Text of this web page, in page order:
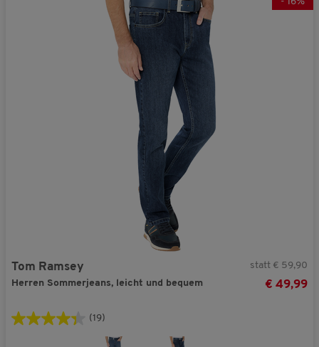
Tom Ramsey
Herren Sommerjeans, leicht und bequem
statt € 59,90
€ 49,99
(19)